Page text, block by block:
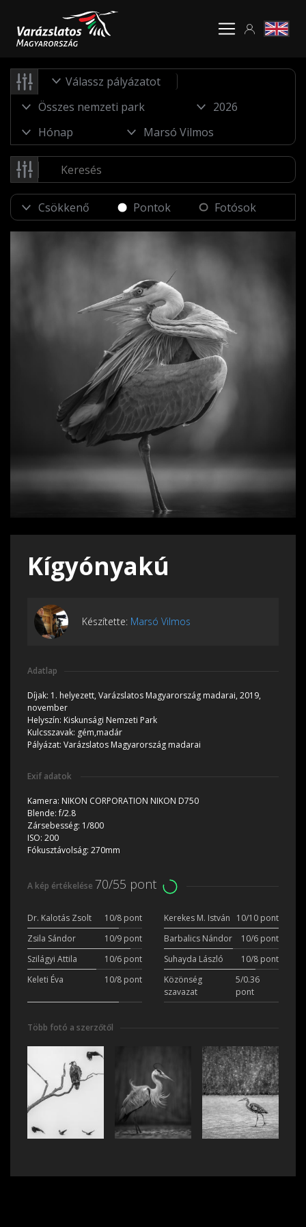
Válassz pályázatot
Pontok Fotósok
Kígyónyakú
Készítette: Marsó Vilmos
Adatlap
Díjak: 1. helyezett, Varázslatos Magyarország madarai, 2019,
november
Helyszín: Kiskunsági Nemzeti Park
Kulcsszavak: gém,madár
Pályázat: Varázslatos Magyarország madarai
Exif adatok
Kamera: NIKON CORPORATION NIKON D750
Blende:f/2.8
Zársebesség: 1/800
ISO: 200
Fókusztávolság: 270mm
A kép értékelése 70/55 pont
Dr. Kalotás Zsolt 10/8 pont Kerekes M. István
10/10 pont
Zsila Sándor
10/9 pont Barbalics Nándor
10/6 pont
Szilágyi Attila
10/6 pont Suhayda László
10/8 pont
Keleti Éva
10/8 pont
Közönség
szavazat
5/0.36
pont
Több fotó a szerzőtől